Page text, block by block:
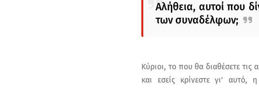
Αλήθεια, αυτοί που
των συναδέλφων;
Κύριοι, το που θα διαθέσετε τις
και εσείς κρίνεστε γι’